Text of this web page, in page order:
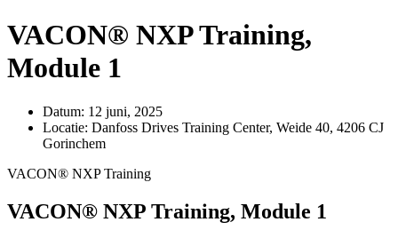
VACON® NXP Training,
Module 1
Datum: 12 juni, 2025
Locatie: Danfoss Drives Training Center, Weide 40, 4206 CJ
Gorinchem
VACON® NXP Training
VACON® NXP Training, Module 1